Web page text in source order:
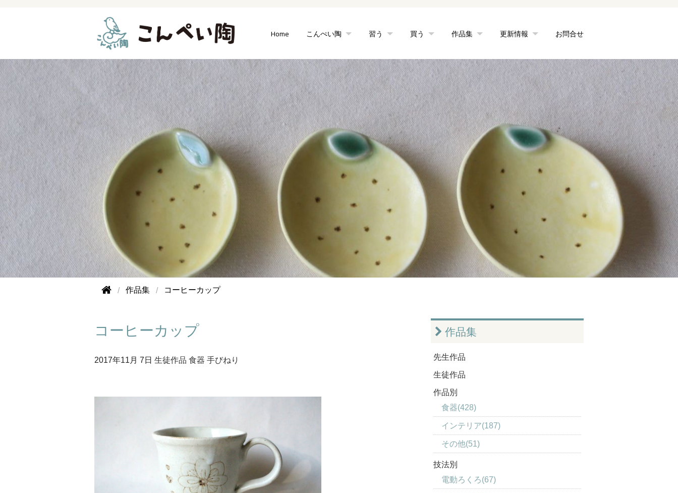
Home こんぺい陶 習う 買う 作品集 更新情報 お問合せ
作品集 コーヒーカップ
コーヒーカップ
2017年11月 7日 生徒作品 食器 手びねり
作品集
先生作品
生徒作品
作品別
食器(428)
インテリア(187)
その他(51)
技法別
電動ろくろ(67)